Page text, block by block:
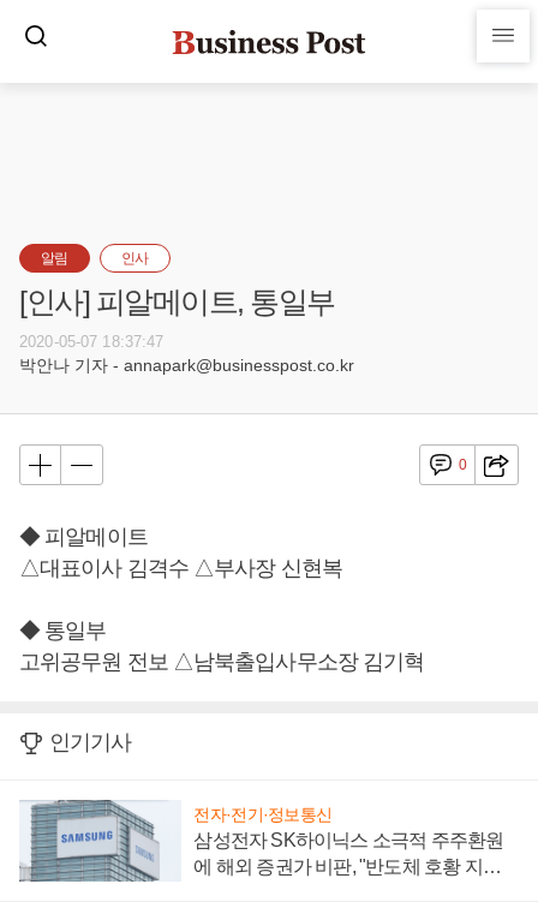
알림 인사
[인사] 피알메이트, 통일부
2020-05-07 18:37:47
박안나 기자 - annapark@businesspost.co.kr
0
◆ 피알메이트
△대표이사 김격수 △부사장 신현복
◆ 통일부
고위공무원 전보 △남북출입사무소장 김기혁
인기기사
전자·전기·정보통신
삼성전자 SK하이닉스 소극적 주주환원
에 해외 증권가 비판, "반도체 호황 지속